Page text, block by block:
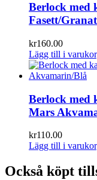
Berlock med
Fasett/
kr160.00
Lägg till i
Berlock med
Mars
kr110.00
Lägg till i
Också köpt